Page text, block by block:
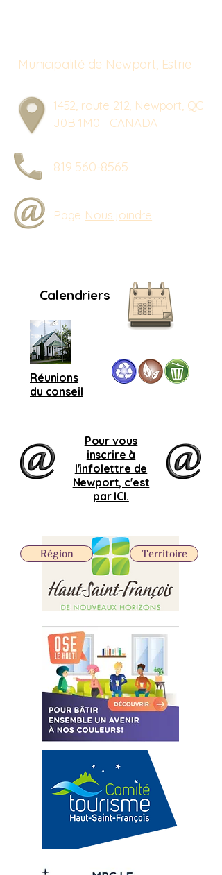
Municipalité de Newport, Estrie
1452, route 212, Newport, QC
J0B 1M0 CANADA
819 560-8565
Page Nous joindre
Réunions
du conseil
Calendriers
Pour vous
inscrire à
l'infolettre de
Newport, c'est
par ICI.
Territoire
Région